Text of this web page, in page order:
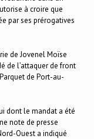
à croire que
par ses prérogatives
de Jovenel Moïse
de l’attaquer de front
de Port-au-
dont le mandat a été
note de presse
Ouest a indiqué